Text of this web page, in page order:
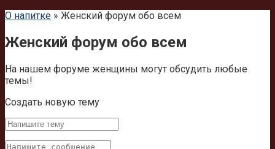
О напитке » Женский форум обо всем
Женский форум обо всем
На нашем форуме женщины могут обсудить любые
темы!
Cоздать новую тему